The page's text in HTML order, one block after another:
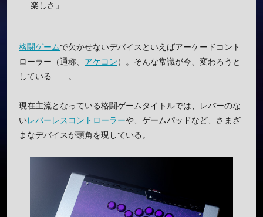
楽しさ」
格闘ゲームで欠かせないデバイスといえばアーケードコント
ローラー（通称、 アケコン）。そんな常識が今、変わろうと
している——。
現在主流となっている格闘ゲームタイトルでは、レバーのな
いレバーレスコントローラーや、ゲームパッドなど、さまざ
まなデバイスが頭角を現している。